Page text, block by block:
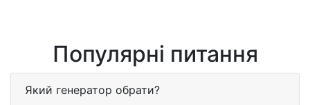
Популярні питання
Який генератор обрати?